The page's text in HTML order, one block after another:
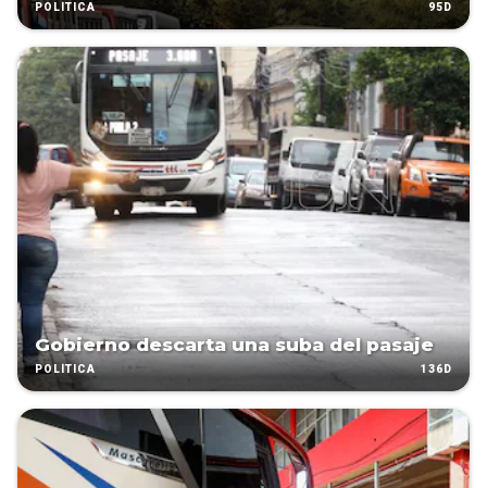
POLÍTICA 95D
Gobierno descarta una suba del pasaje
POLÍTICA 136D